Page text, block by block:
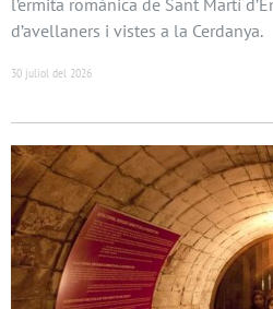
l’ermita romànica de Sant Martí
d’avellaners i vistes a la Cerdanya.
30 juliol del 2026